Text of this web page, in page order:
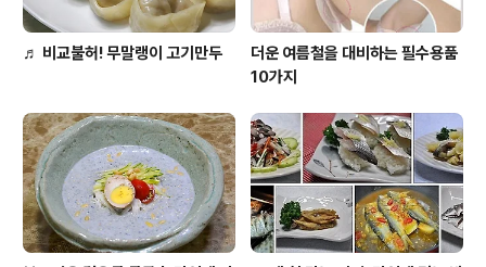
♬ 비교불허! 무말랭이 고기만두
더운 여름철을 대비하는 필수용품
10가지